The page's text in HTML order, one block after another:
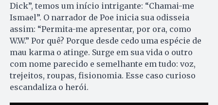
Dick”, temos um início intrigante: “Chamai-me
Ismael”. O narrador de Poe inicia sua odisseia
assim: “Permita-me apresentar, por ora, como
W.W.” Por quê? Porque desde cedo uma espécie de
mau karma o atinge. Surge em sua vida o outro
com nome parecido e semelhante em tudo: voz,
trejeitos, roupas, fisionomia. Esse caso curioso
escandaliza o herói.